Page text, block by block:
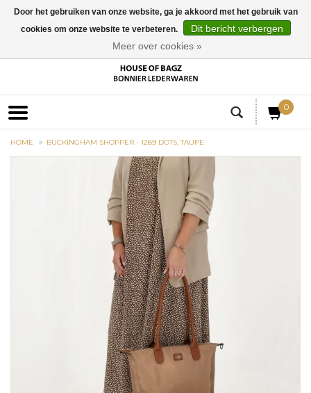
0
HOME BUCKINGHAM SHOPPER - 1289 DOTS, TAUPE
Door het gebruiken van onze website, ga je akkoord met het gebruik van
cookies om onze website te verbeteren.
Dit bericht verbergen
Meer over cookies »